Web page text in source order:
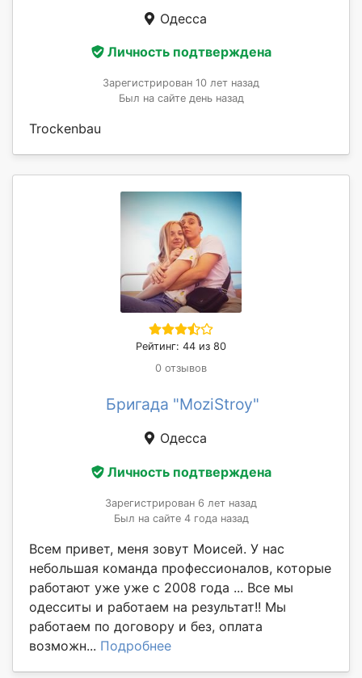
Одесса
Личность подтверждена
Зарегистрирован 10 лет назад
Был на сайте день назад
Trockenbau
Рейтинг: 44 из 80
0 отзывов
Бригада "MoziStroy"
Одесса
Личность подтверждена
Зарегистрирован 6 лет назад
Был на сайте 4 года назад
Всем привет, меня зовут Моисей. У нас
небольшая команда профессионалов, которые
работают уже уже с 2008 года ... Все мы
одесситы и работаем на результат!! Мы
работаем по договору и без, оплата
возможн... Подробнее